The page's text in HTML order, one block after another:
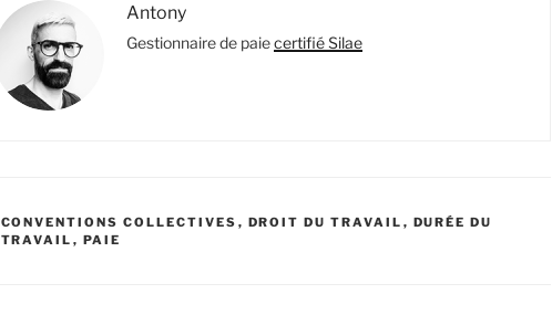
Antony
Gestionnaire de paiecertifié Silae
CATÉGORIES
CONVENTIONS COLLECTIVES , DROIT DU TRAVAIL , DURÉE DU
TRAVAIL , PAIE